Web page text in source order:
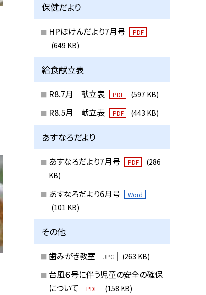
保健だより
HPほけんだより7月号 PDF
(649 KB)
給食献立表
R8.7月 献立表 PDF (597 KB)
R8.5月 献立表 PDF (443 KB)
あすなろだより
あすなろだより7月号 PDF
(286
KB)
あすなろだより6月号 Word
(101 KB)
その他
歯みがき教室 JPG (263 KB)
台風６号に伴う児童の安全の確保
について
PDF (158 KB)